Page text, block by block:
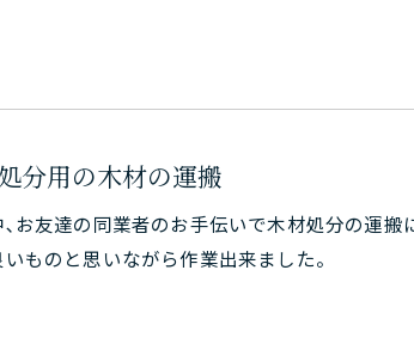
分用の木材の運搬
お友達の同業者のお手伝いで木材処分の運
ものと思いながら作業出来ました。